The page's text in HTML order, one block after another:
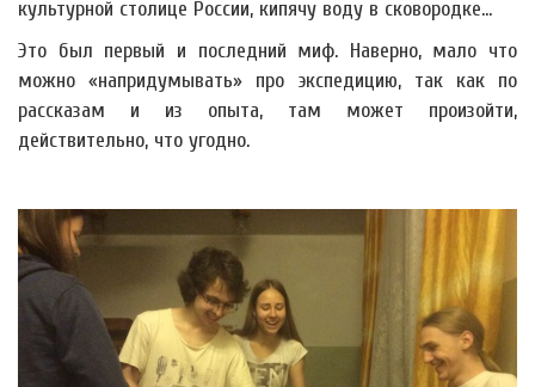
культурной столице России, кипячу воду в сковородке…
Это был первый и последний миф. Наверно, мало что
можно «напридумывать» про экспедицию, так как по
рассказам и из опыта, там может произойти,
действительно, что угодно.